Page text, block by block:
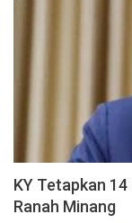
KY Tetapkan
Ranah Minang